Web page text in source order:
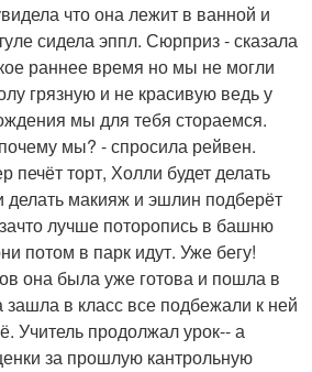
что она лежит в ванной и
сидела эппл. Сюрприз - сказала
раннее время но мы не могли
грязную и не красивую ведь у
мы для тебя стораемся.
мы? - спросила рейвен.
торт, Холли будет делать
делать макияж и эшлин подберёт
лучше поторопись в башню
потом в парк идут. Уже бегу!
она была уже готова и пошла в
зашла в класс все подбежали к ней
Учитель продолжал урок-- а
за прошлую кантрольную